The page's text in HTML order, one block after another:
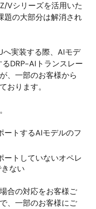
Vシリーズを活用いた
題の大部分は解消され
実装する際、AIモデ
DRP-AIトランスレー
、一部のお客様から
おります。
ートするAIモデルのフ
ートしていないオペレ
ない
合の対応をお客様ご
、一部のお客様にご